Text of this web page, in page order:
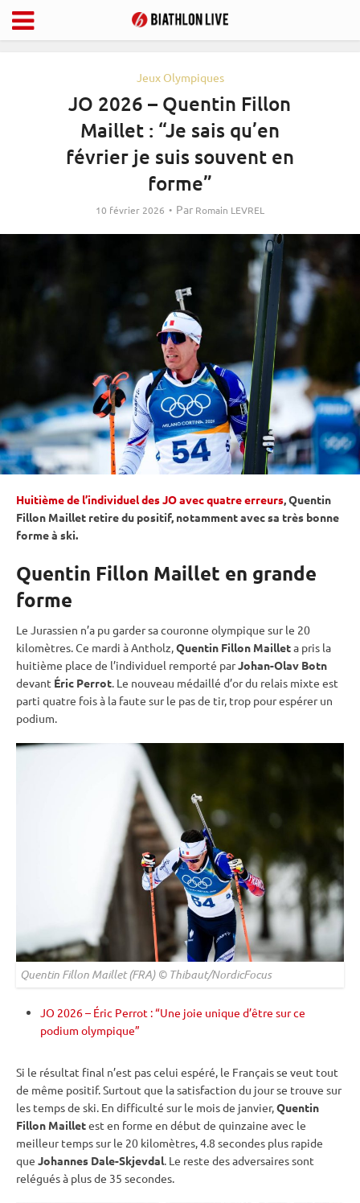
Jeux Olympiques
JO 2026 – Quentin Fillon
Maillet : “Je sais qu’en
février je suis souvent en
forme”
10 février 2026 Par Romain LEVREL
Huitième de l’individuel des JO avec quatre erreurs, Quentin
Fillon Maillet retire du positif, notamment avec sa très bonne
forme à ski.
Quentin Fillon Maillet en grande
forme
Le Jurassien n’a pu garder sa couronne olympique sur le 20
kilomètres. Ce mardi à Antholz,Quentin Fillon Mailleta pris la
huitième place de l’individuel remporté parJohan-Olav Botn
devant Éric Perrot. Le nouveau médaillé d’or du relais mixte est
parti quatre fois à la faute sur le pas de tir, trop pour espérer un
podium.
Quentin Fillon Maillet (FRA) © Thibaut/NordicFocus
JO 2026 – Éric Perrot : “Une joie unique d’être sur ce
podium olympique”
Si le résultat final n’est pas celui espéré, le Français se veut tout
de même positif. Surtout que la satisfaction du jour se trouve sur
les temps de ski. En difficulté sur le mois de janvier,Quentin
Fillon Mailletest en forme en début de quinzaine avec le
meilleur temps sur le 20 kilomètres, 4.8 secondes plus rapide
que Johannes Dale-Skjevdal. Le reste des adversaires sont
relégués à plus de 35 secondes.